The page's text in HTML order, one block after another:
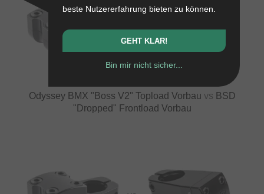
VS
Odyssey BMX "Boss V2" Topload Vorbau vs BSD
"Dropped" Frontload Vorbau
beste Nutzererfahrung bieten zu können.
GEHT KLAR!
Bin mir nicht sicher...